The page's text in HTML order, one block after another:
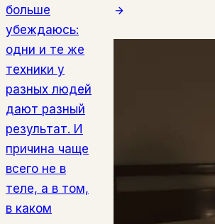
больше
убеждаюсь:
одни и те же
техники у
разных людей
дают разный
результат. И
причина чаще
всего не в
теле, а в том,
в каком